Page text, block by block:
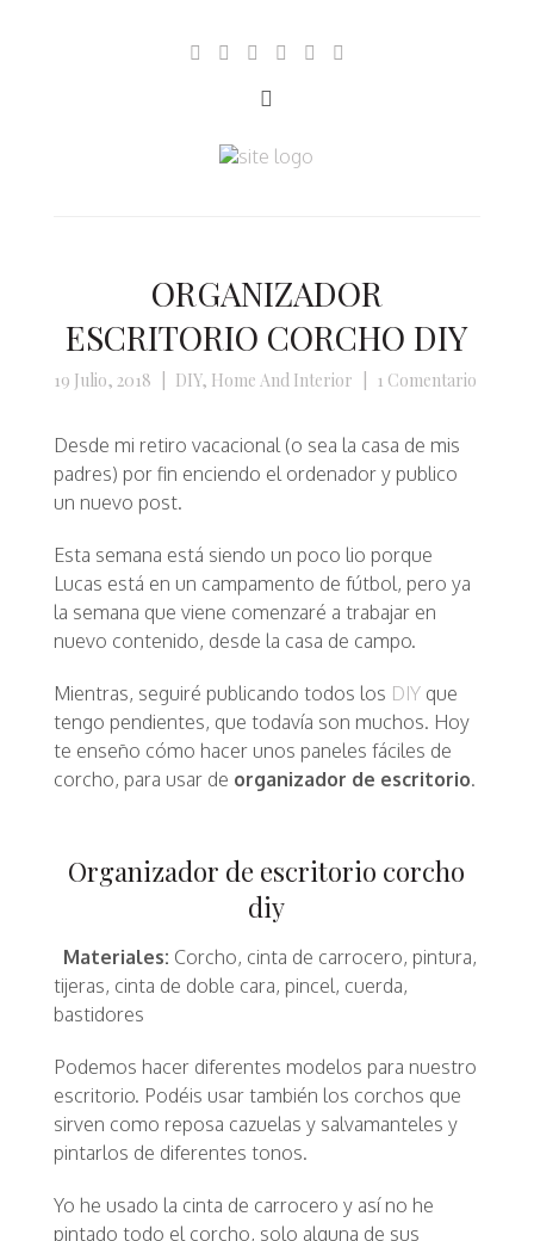
ORGANIZADOR
ESCRITORIO CORCHO DIY
19 Julio, 2018 DIY, Home And Interior 1 Comentario
Desde mi retiro vacacional (o sea la casa de mis
padres) por fin enciendo el ordenador y publico
un nuevo post.
Esta semana está siendo un poco lio porque
Lucas está en un campamento de fútbol, pero ya
la semana que viene comenzaré a trabajar en
nuevo contenido, desde la casa de campo.
Mientras, seguiré publicando todos los DIYque
tengo pendientes, que todavía son muchos. Hoy
te enseño cómo hacer unos paneles fáciles de
corcho, para usar de organizador de escritorio.
Organizador de escritorio corcho
diy
Materiales: Corcho, cinta de carrocero, pintura,
tijeras, cinta de doble cara, pincel, cuerda,
bastidores
Podemos hacer diferentes modelos para nuestro
escritorio. Podéis usar también los corchos que
sirven como reposa cazuelas y salvamanteles y
pintarlos de diferentes tonos.
Yo he usado la cinta de carrocero y así no he
pintado todo el corcho, solo alguna de sus